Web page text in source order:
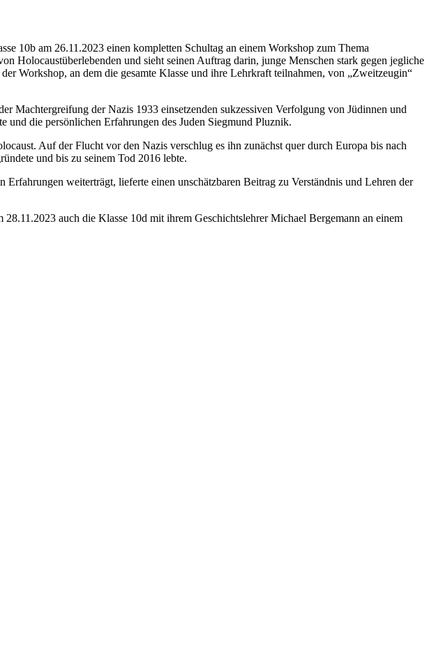
10b am 26.11.2023 einen kompletten Schultag an einem Workshop zum Thema
Holocaustüberlebenden und sieht seinen Auftrag darin, junge Menschen stark gegen jegliche
Workshop, an dem die gesamte Klasse und ihre Lehrkraft teilnahmen, von „Zweitzeugin“
Machtergreifung der Nazis 1933 einsetzenden sukzessiven Verfolgung von Jüdinnen und
und die persönlichen Erfahrungen des Juden Siegmund Pluznik.
Auf der Flucht vor den Nazis verschlug es ihn zunächst quer durch Europa bis nach
und bis zu seinem Tod 2016 lebte.
weiterträgt, lieferte einen unschätzbaren Beitrag zu Verständnis und Lehren der
auch die Klasse 10d mit ihrem Geschichtslehrer Michael Bergemann an einem